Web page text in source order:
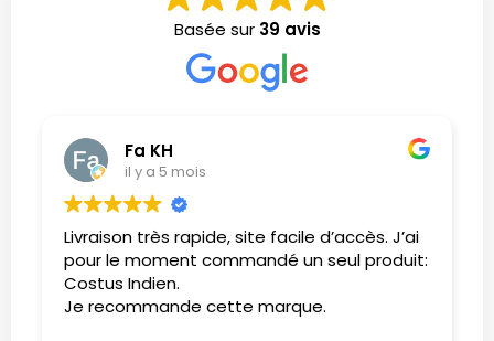
Basée sur 39 avis
Fa KH
il y a 5 mois
Livraison très rapide, site facile d’accès. J’ai
pour le moment commandé un seul produit:
Costus Indien.
Je recommande cette marque.